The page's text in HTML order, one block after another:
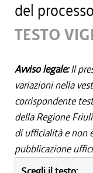
del
TESTO
Avviso legale:Il
variazioni nella
corrispondente
della Regione
di ufficialità e non
pubblicazione